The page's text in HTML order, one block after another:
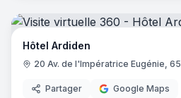
Hôtel Ardiden
20 Av. de l'Impératrice Eugénie,
Partager Google Maps